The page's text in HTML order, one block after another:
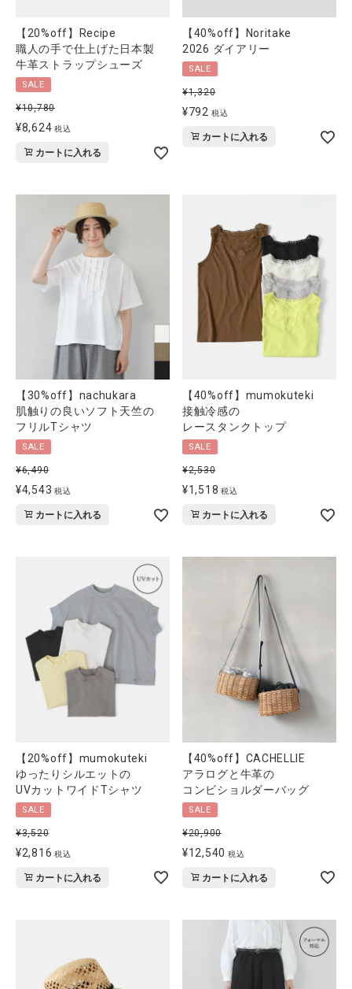
【20%off】Recipe
職人の手で仕上げた日本製
牛革ストラップシューズ
SALE
¥10,780
¥8,624 税込
カートに入れる
【40%off】Noritake
2026 ダイアリー
SALE
¥1,320
¥792 税込
カートに入れる
【30%off】nachukara
肌触りの良いソフト天竺の
フリルTシャツ
SALE
¥6,490
¥4,543 税込
カートに入れる
【40%off】mumokuteki
接触冷感の
レースタンクトップ
SALE
¥2,530
¥1,518 税込
カートに入れる
【20%off】mumokuteki
ゆったりシルエットの
UVカットワイドTシャツ
SALE
¥3,520
¥2,816 税込
カートに入れる
【40%off】CACHELLIE
アラログと牛革の
コンビショルダーバッグ
SALE
¥20,900
¥12,540 税込
カートに入れる